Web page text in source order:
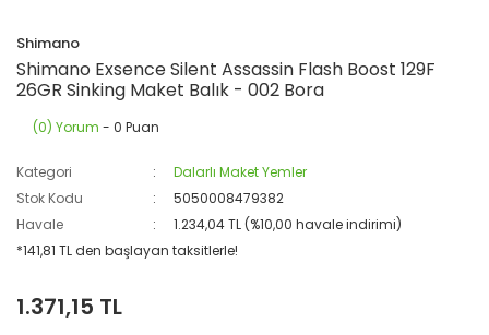
Shimano
Shimano Exsence Silent Assassin Flash Boost 129F
26GR Sinking Maket Balık - 002 Bora
(0) Yorum - 0 Puan
Kategori
Dalarlı Maket Yemler
Stok Kodu
5050008479382
Havale
1.234,04 TL (%10,00 havale indirimi)
*141,81 TL den başlayan taksitlerle!
1.371,15 TL